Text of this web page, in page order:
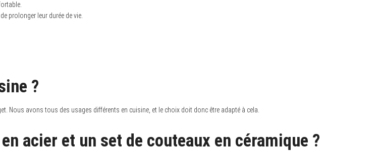
prolonger leur durée de vie.
?
Nous avons tous des usages différents en cuisine, et le choix doit donc être adapté à cela.
acier et un set de couteaux en céramique ?